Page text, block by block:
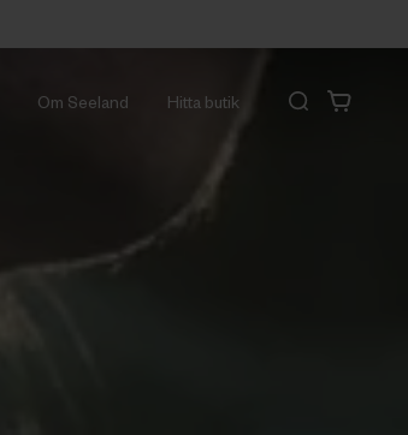
Om Seeland Hitta butik